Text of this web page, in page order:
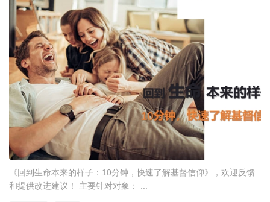
《回到生命本来的样子：10分钟，快速了解基督信仰》，欢迎反馈
和提供改进建议！ 主要针对对象： ...